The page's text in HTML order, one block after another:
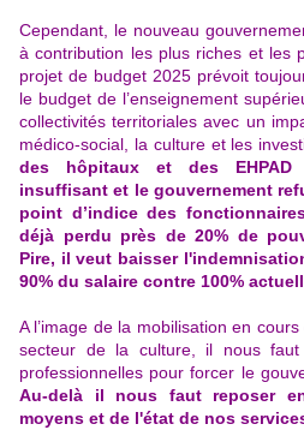
Cependant, le nouveau
à contribution les plus riches et les
projet de budget 2025 prévoit
le budget de l’enseignement
collectivités territoriales avec un
médico-social, la culture et les
des hôpitaux et des EHPAD
insuffisant et le gouvernement
point d’indice des
déjà perdu près de 20% de
Pire, il veut baisser
90% du salaire contre 100%
A l’image de la mobilisation en
secteur de la culture, il nous faut
professionnelles pour forcer le
Au-delà il nous faut reposer
moyens et de l'état de nos